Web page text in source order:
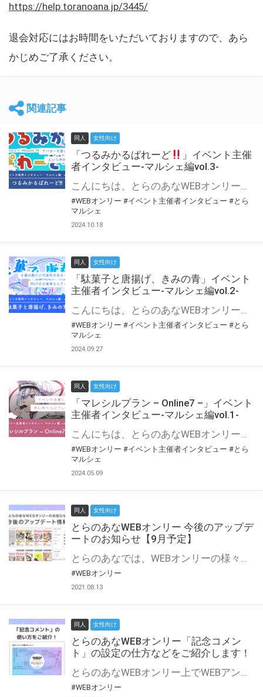
https://help.toranoana.jp/3445/
退会対応にはお時間をいただいておりますので、あら
かじめご了承ください。
関連記事
同人 女性向け
「つるみかるぱれーど
」イベント主催
者インタビュー-マルシェ編vol.3-
こんにちは、とらのあなWEBオンリー運営スタッフです。 新たにお届けする、イベント主催者インタビュー-マルシェ編-は、 とらのあなWEBオンリー「マルシェ」をご利用した主催様に 「マルシェ」を使って開催した感想や心がけをお聞きする企画です。 今回は、WEBオンリー初開催「つるみかるぱれーど
#WEBオンリー #イベント主催者インタビュー #とら
マルシェ
2024.10.18
同人 女性向け
「駄菓子と唐揚げ、きみの青」イベント
主催者インタビュー-マルシェ編vol.2-
こんにちは、とらのあなWEBオンリー運営スタッフです。 新たにお届けする、イベント主催者インタビュー-マルシェ編-は、 とらのあなWEBオンリー「マルシェ」をご利用の主催様に 「マルシェ」を使ってイベントを開催した感想や心がけをお聞きする企画です。 今回は、WEBオンリー初開催「駄菓子と唐揚げ、きみの青」より、 主催のぎこ六屋様にお話を伺いました。 協力：ぎこ六屋様／イベント公式Twitter（@krkgwks） とらのあなWEBオンリー「マルシェ」とは？ WEBオンリーでリアルタイムでコミュニケーションがとれるオンライン会場です。
#WEBオンリー #イベント主催者インタビュー #とら
マルシェ
2024.09.27
同人 女性向け
「マレシルプラン – Online7 –」イベント
主催者インタビュー-マルシェ編vol.1-
こんにちは、とらのあなWEBオンリー運営スタッフです。 新たにお届けする、イベント主催者インタビュー-マルシェ編-は、 とらのあなWEBオンリー「マルシェ」をご利用した主催様に 「マルシェ」を使って開催した感想や心がけをお聞きする企画です。 今回は、WEBオンリー開催7回目迎えた「マレシルプラン – Online7 –」より、 主催の玉川うた様にお話を伺いました。 ▼マレシルプランのインタビュー前回記事 「イベント主催者インタビュー vol.6」はこちら 協力：玉川うた様（マレシルプラン実行委員会 代表）／イベント公式Twitter（@mallesil_plan） とらのあなWEBオンリー「マルシェ」とは？ WEBオンリーでリアルタイムでコミュニケーションがとれるオンライン会場です。
#WEBオンリー #イベント主催者インタビュー #とら
マルシェ
2024.05.09
同人 女性向け
とらのあなWEBオンリー 今後のアップデ
ートのお知らせ【9月予定】
とらのあなでは、WEBオンリーの様々な支援を実施しています。 今回は2021年9月に実装を予定しているアップデート情報についてご紹介いたします。 とらのあなWEBオンリーサイトはこちら
#WEBオンリー
2021.08.13
同人 女性向け
とらのあなWEBオンリー「記念コメン
ト」の設定の仕方などをご紹介します！
とらのあなWEBオンリー上でWEBアンソロジーが作成できる「記念コメント」について、その使い方や作成手順を解説します！ 支援タイプを「サークル参加型」「サークル参加型・マルシェ(イベント会場)機能付き」でお申し込みいただいている主催者様はぜひご活用ください♪ とらのあなWEBオンリーサイトはこちら
#WEBオンリー